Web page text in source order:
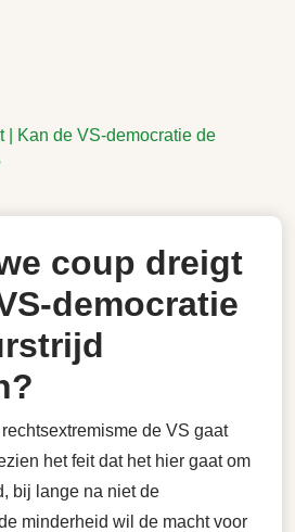
| Kan de VS-democratie de
coup dreigt
democratie
de VS gaat
het feit dat het hier gaat om
bij lange na niet de
minderheid wil de macht voor